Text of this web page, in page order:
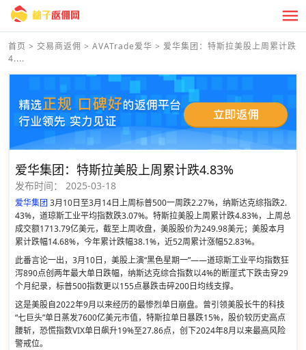
首页 > 交易商返佣 > AVATrade爱华 > 爱华集团：特斯拉美股上周累计跌
4....
爱华集团：特斯拉美股上周累计跌4.83%
发布时间： 2025-03-18
爱华集团 3月10日至3月14日上周标普500一周跌2.27%，纳斯达克综指跌2.
43%，道琼斯工业平均指数跌3.07%。特斯拉美股上周累计跌4.83%，上周总
成交额1713.79亿美元，截至上周收盘，美股股价为249.98美元；美股本月
累计跌幅14.68%，今年累计跌幅38.1%，近52周累计涨幅52.83%。
此番言论一出，3月10日，美股上演“黑色星期一”——道琼斯工业平均指数狂
泻890点创两年最大单日跌幅，纳斯达克综合指数以4%的断崖式下跌击穿29
个月纪录，标普500指数更以155点暴跌击碎200日均线支撑。
这是美股自2022年9月以来经历的最惨烈单日崩盘。曾引领美股长牛的科技
“七巨头”单日蒸发7600亿美元市值，特斯拉单日暴跌15%，股价较历史高点
腰斩，恐慌指数VIX单日飙升19%至27.86点，创下2024年8月以来最高风险
警戒位。